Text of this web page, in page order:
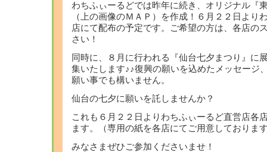
わちふぃーるどでは昨年に続き、オリジナル『
（上の画像のＭＡＰ）を作成！ ６月２２日より
店にて配布の予定です。ご希望の方は、各店の
さい！
同時に、８月に行われる『仙台七夕まつり』に
集いたします♪♪復興の願いを込めたメッセージ
願い事でも構いません。
仙台の七夕に願いを託しませんか？
これも６月２２日よりわちふぃーるど直営店各
ます。（専用の紙を各店にてご用意しておりま
みなさまぜひご参加くださいませ！